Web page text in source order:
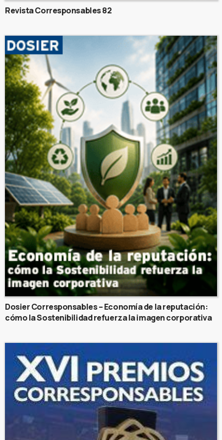
Revista Corresponsables 82
Dosier Corresponsables – Economía de la reputación:
cómo la Sostenibilidad refuerza la imagen corporativa